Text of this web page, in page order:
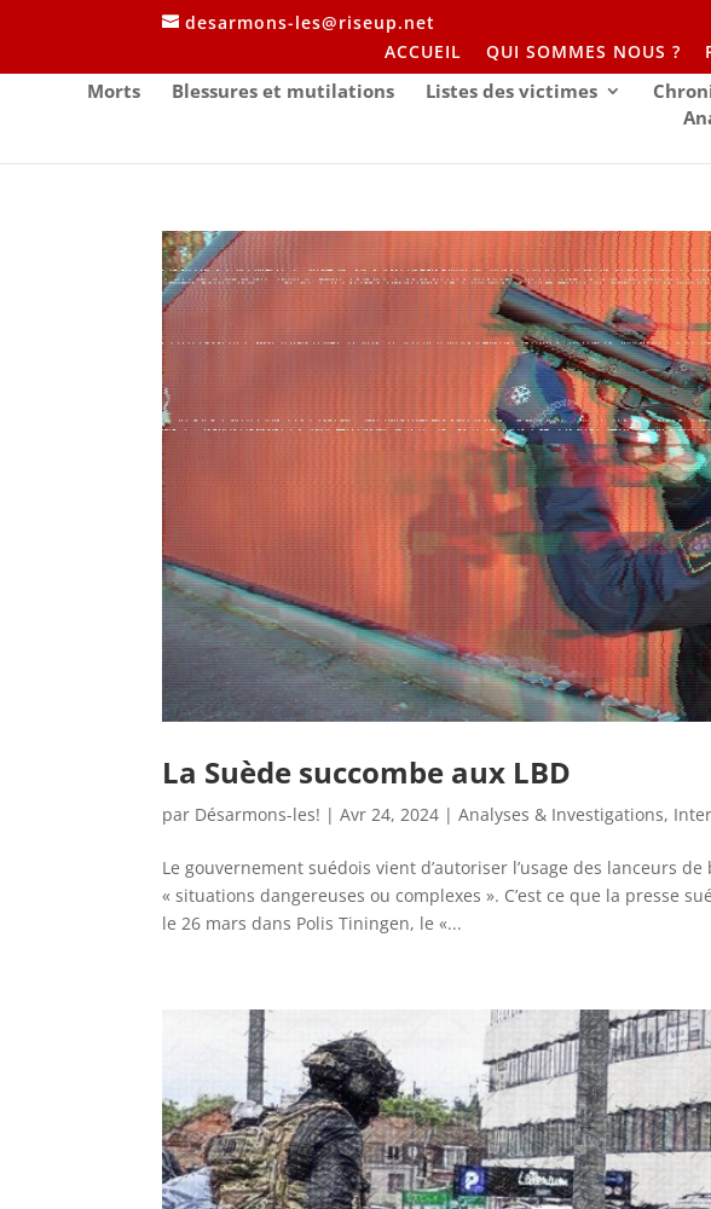
desarmons-les@riseup.net
ACCUEIL
QUI SOMMES NOUS ?
Morts Blessures et mutilations Listes des victimes
La Suède succombe aux LBD
par Désarmons-les! |Avr 24, 2024 |Analyses & Investigations,
Le gouvernement suédois vient d’autoriser l’usage des lanceurs
« situations dangereuses ou complexes ». C’est ce que la presse
le 26 mars dans Polis Tiningen, le «...